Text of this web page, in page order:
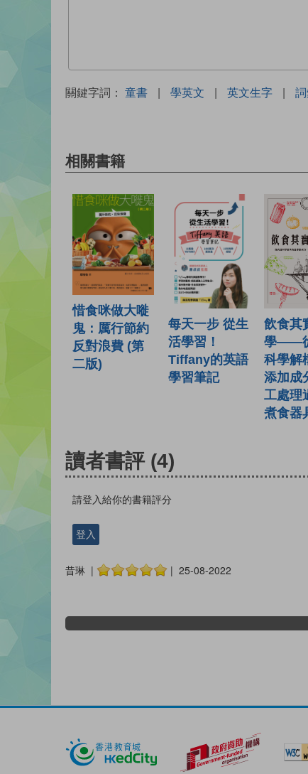
關鍵字詞： 童書 | 學英文 | 英文生字 |
相關書籍
惜食咪做大嘥
鬼：厲行節約
反對浪費 (第
二版)
每天一步 從生
活學習！
Tiffany的英語
學習筆記
飲食其
學——
科學解
添加成
工處理
煮食器
讀者書評 (4)
請登入給你的書籍評分
登入
昔琳 | | 25-08-2022